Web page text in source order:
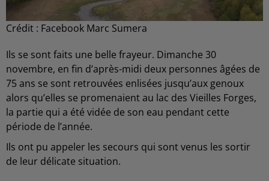
Crédit : Facebook Marc Sumera
Ils se sont faits une belle frayeur. Dimanche 30
novembre, en fin d’après-midi deux personnes âgées de
75 ans se sont retrouvées enlisées jusqu’aux genoux
alors qu’elles se promenaient au lac des Vieilles Forges,
la partie qui a été vidée de son eau pendant cette
période de l’année.
Ils ont pu appeler les secours qui sont venus les sortir
de leur délicate situation.